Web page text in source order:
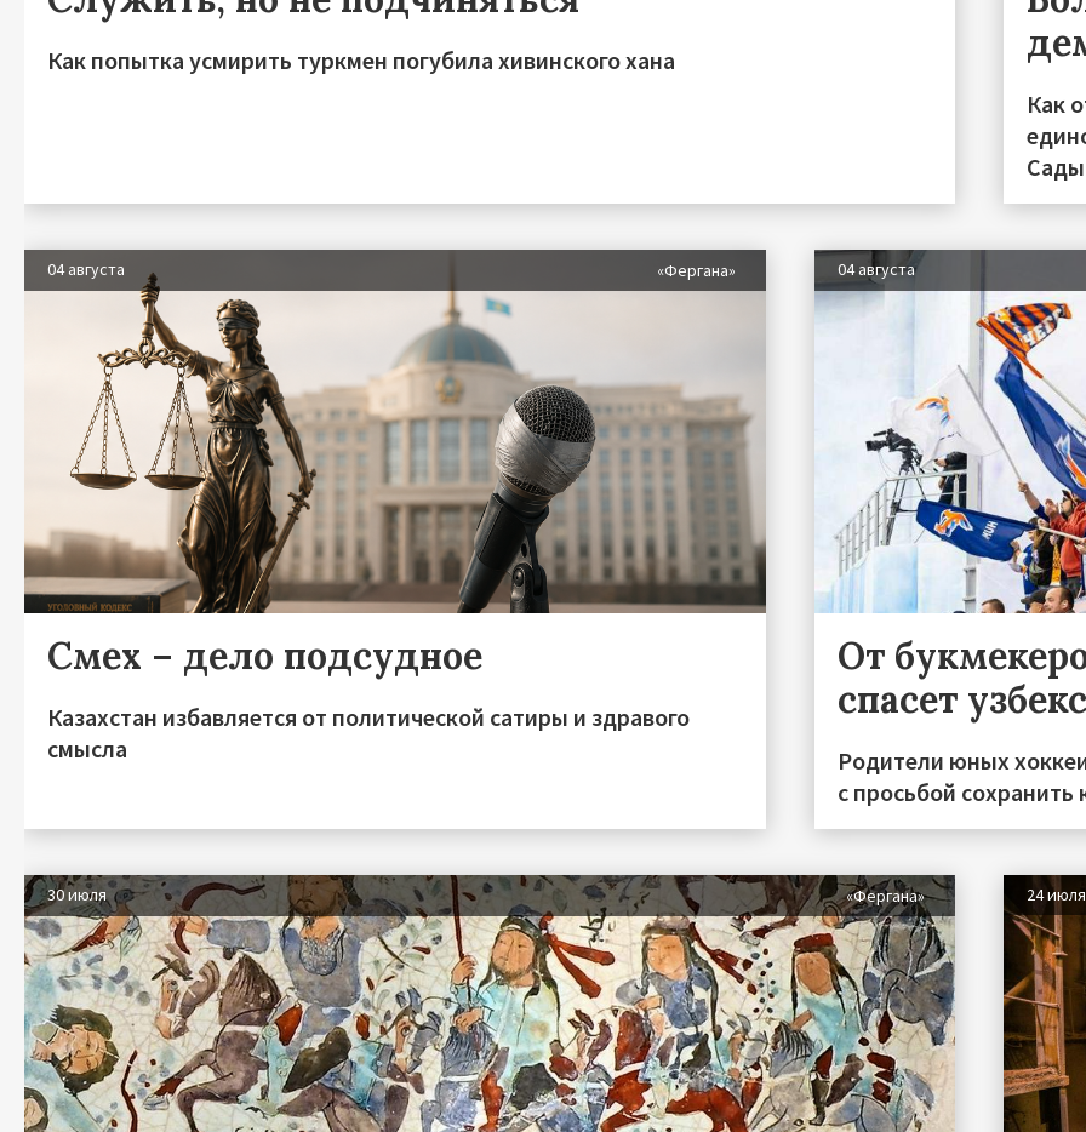
Как попытка усмирить туркмен погубила хивинского хана
Как
04 августа «Фергана»
Смех – дело подсудное
Казахстан избавляется от политической сатиры и здравого
смысла
04 августа
От
спасет
Родители юных
с просьбой сохранить
30 июля «Фергана» 24 июля